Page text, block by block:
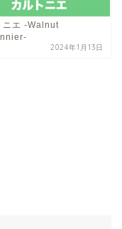
ニエ -Walnut
2024年1月13日